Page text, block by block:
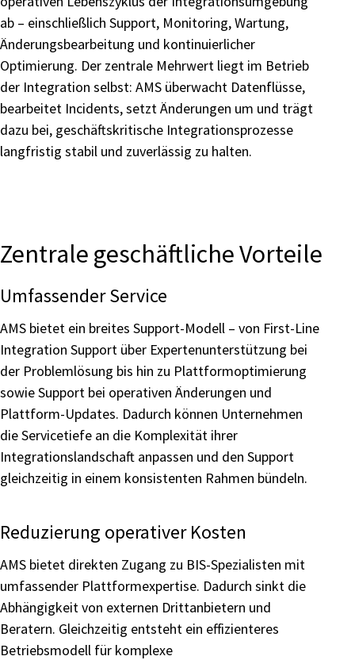
ab – einschließlich Support, Monitoring, Wartung,
Änderungsbearbeitung und kontinuierlicher
Optimierung. Der zentrale Mehrwert liegt im Betrieb
der Integration selbst: AMS überwacht Datenflüsse,
bearbeitet Incidents, setzt Änderungen um und trägt
dazu bei, geschäftskritische Integrationsprozesse
langfristig stabil und zuverlässig zu halten.
Zentrale geschäftliche Vorteile
Umfassender Service
AMS bietet ein breites Support-Modell – von First-Line
Integration Support über Expertenunterstützung bei
der Problemlösung bis hin zu Plattformoptimierung
sowie Support bei operativen Änderungen und
Plattform-Updates. Dadurch können Unternehmen
die Servicetiefe an die Komplexität ihrer
Integrationslandschaft anpassen und den Support
gleichzeitig in einem konsistenten Rahmen bündeln.
Reduzierung operativer Kosten
AMS bietet direkten Zugang zu BIS-Spezialisten mit
umfassender Plattformexpertise. Dadurch sinkt die
Abhängigkeit von externen Drittanbietern und
Beratern. Gleichzeitig entsteht ein effizienteres
Betriebsmodell für komplexe